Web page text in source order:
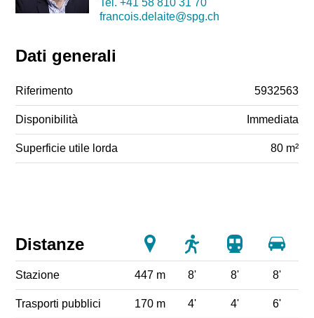
Distanze
Stazione 447 m 8' 8' 8'
Trasporti pubblici 170 m 4' 4' 6'
Tel. +41 58 810 31 70
francois.delaite@spg.ch
Dati generali
Riferimento 5932563
Disponibilità Immediata
Superficie utile lorda 80 m²